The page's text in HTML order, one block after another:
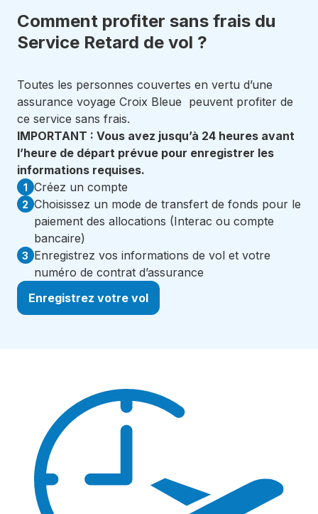
Comment profiter sans frais du
Service Retard de vol ?
Toutes les personnes couvertes en vertu d’une
assurance voyage Croix Bleue peuvent profiter de
ce service sans frais.
IMPORTANT : Vous avez jusqu’à 24 heures avant
l’heure de départ prévue pour enregistrer les
informations requises.
1 Créez un compte
2 Choisissez un mode de transfert de fonds pour le
paiement des allocations (Interac ou compte
bancaire)
3 Enregistrez vos informations de vol et votre
numéro de contrat d’assurance
Enregistrez votre vol